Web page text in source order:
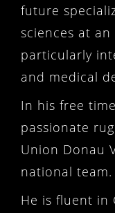
future
sciences at an
particularly
and medical
In his free
passionate
Union Donau
national team.
He is fluent in